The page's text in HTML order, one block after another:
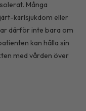
Många
kärlsjukdom eller
därför inte bara om
kan hålla sin
med vården över